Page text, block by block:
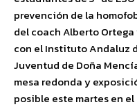
prevención de la
del coach Alberto
con el Instituto Andaluz
Juventud de Doña
mesa redonda y
posible este martes en el